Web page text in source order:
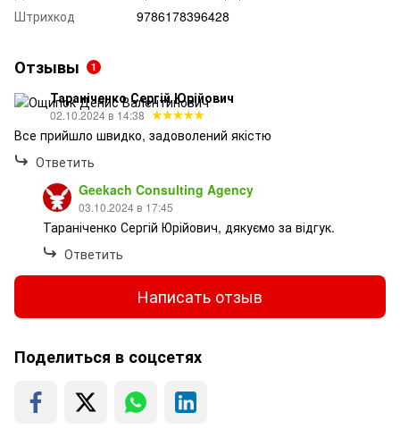
Штрихкод
9786178396428
Отзывы 1
Тараніченко Сергій Юрійович
02.10.2024 в 14:38
Все прийшло швидко, задоволений якістю
Ответить
Geekach Consulting Agency
03.10.2024 в 17:45
Тараніченко Сергій Юрійович, дякуємо за відгук.
Ответить
Написать отзыв
Поделиться в соцсетях